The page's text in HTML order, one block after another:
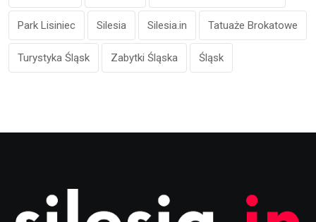
Park Lisiniec Silesia Silesia.in Tatuaże Brokatowe
Turystyka Śląsk Zabytki Śląska Śląsk